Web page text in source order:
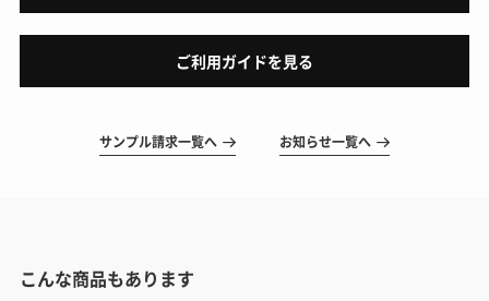
ご利用ガイドを見る
サンプル請求一覧へ お知らせ一覧へ
こんな商品もあります